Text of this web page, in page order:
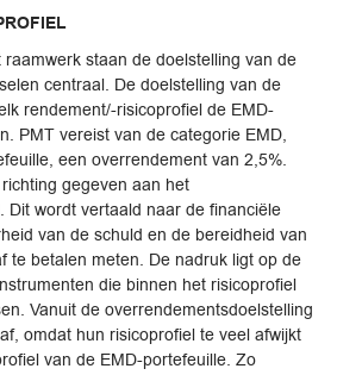
staan de doelstelling van de
centraal. De doelstelling van de
rendement/-risicoprofiel de EMD-
PMT vereist van de categorie EMD,
een overrendement van 2,5%.
gegeven aan het
Dit wordt vertaald naar de financiële
van de schuld en de bereidheid van
te betalen meten. De nadruk ligt op de
die binnen het risicoprofiel
Vanuit de overrendementsdoelstelling
omdat hun risicoprofiel te veel afwijkt
van de EMD-portefeuille. Zo